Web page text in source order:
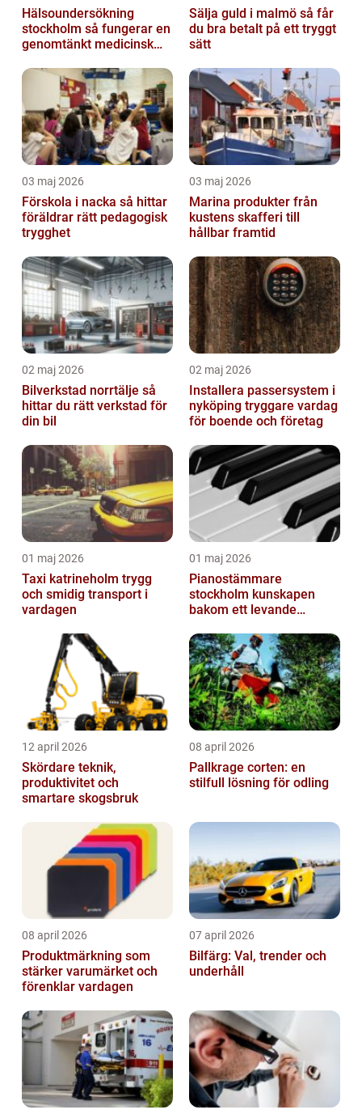
Hälsoundersökning
stockholm så fungerar en
genomtänkt medicinsk
Sälja guld i malmö så får
du bra betalt på ett tryggt
sätt
03 maj 2026
Förskola i nacka så hittar
föräldrar rätt pedagogisk
trygghet
03 maj 2026
Marina produkter från
kustens skafferi till
hållbar framtid
02 maj 2026
Bilverkstad norrtälje så
hittar du rätt verkstad för
din bil
02 maj 2026
Installera passersystem i
nyköping tryggare vardag
för boende och företag
01 maj 2026
Taxi katrineholm trygg
och smidig transport i
vardagen
01 maj 2026
Pianostämmare
stockholm kunskapen
bakom ett levande
12 april 2026
Skördare teknik,
produktivitet och
smartare skogsbruk
08 april 2026
Pallkrage corten: en
stilfull lösning för odling
08 april 2026
Produktmärkning som
stärker varumärket och
förenklar vardagen
07 april 2026
Bilfärg: Val, trender och
underhåll